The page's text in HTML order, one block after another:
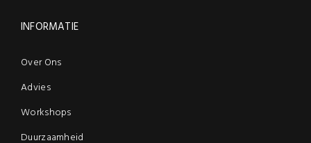
INFORMATIE
Over Ons
Advies
Workshops
Duurzaamheid